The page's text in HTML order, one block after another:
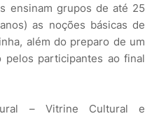
ensinam grupos de até 25
as noções básicas de
além do preparo de um
pelos participantes ao final
– Vitrine Cultural e